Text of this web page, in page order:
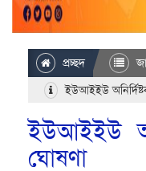
প্রচ্ছদ
ইউআইইউ
ইউআইইউ
ঘোষণা